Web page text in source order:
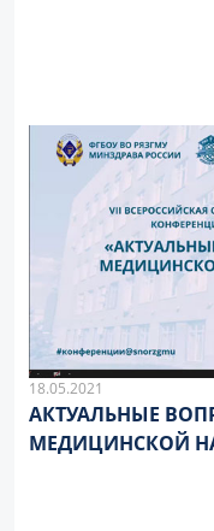
18.05.2021
АКТУАЛЬНЫЕ
МЕДИЦИНСКОЙ